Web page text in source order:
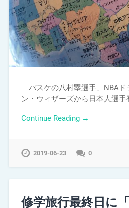
バスケの八村塁選手、NBAド
ン・ウィザーズから日本人選手
Continue Reading →
2019-06-23 0
修学旅行最終日に